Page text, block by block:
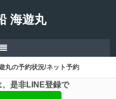
海遊丸
丸の予約状況/ネット予約
是非LINE登録で